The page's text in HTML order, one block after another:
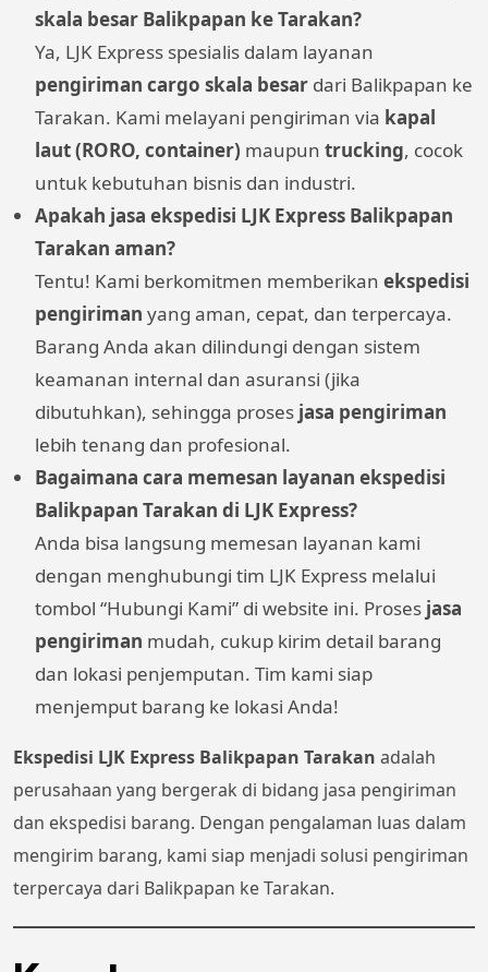
skala besar Balikpapan ke Tarakan?
Ya, LJK Express spesialis dalam layanan
pengiriman cargo skala besar dari Balikpapan ke
Tarakan. Kami melayani pengiriman via kapal
laut (RORO, container) maupun trucking, cocok
untuk kebutuhan bisnis dan industri.
Apakah jasa ekspedisi LJK Express Balikpapan
Tarakan aman?
Tentu! Kami berkomitmen memberikan ekspedisi
pengiriman yang aman, cepat, dan terpercaya.
Barang Anda akan dilindungi dengan sistem
keamanan internal dan asuransi (jika
dibutuhkan), sehingga proses jasa pengiriman
lebih tenang dan profesional.
Bagaimana cara memesan layanan ekspedisi
Balikpapan Tarakan di LJK Express?
Anda bisa langsung memesan layanan kami
dengan menghubungi tim LJK Express melalui
tombol “Hubungi Kami” di website ini. Proses jasa
pengiriman mudah, cukup kirim detail barang
dan lokasi penjemputan. Tim kami siap
menjemput barang ke lokasi Anda!
Ekspedisi LJK Express Balikpapan Tarakan adalah
perusahaan yang bergerak di bidang jasa pengiriman
dan ekspedisi barang. Dengan pengalaman luas dalam
mengirim barang, kami siap menjadi solusi pengiriman
terpercaya dari Balikpapan ke Tarakan.